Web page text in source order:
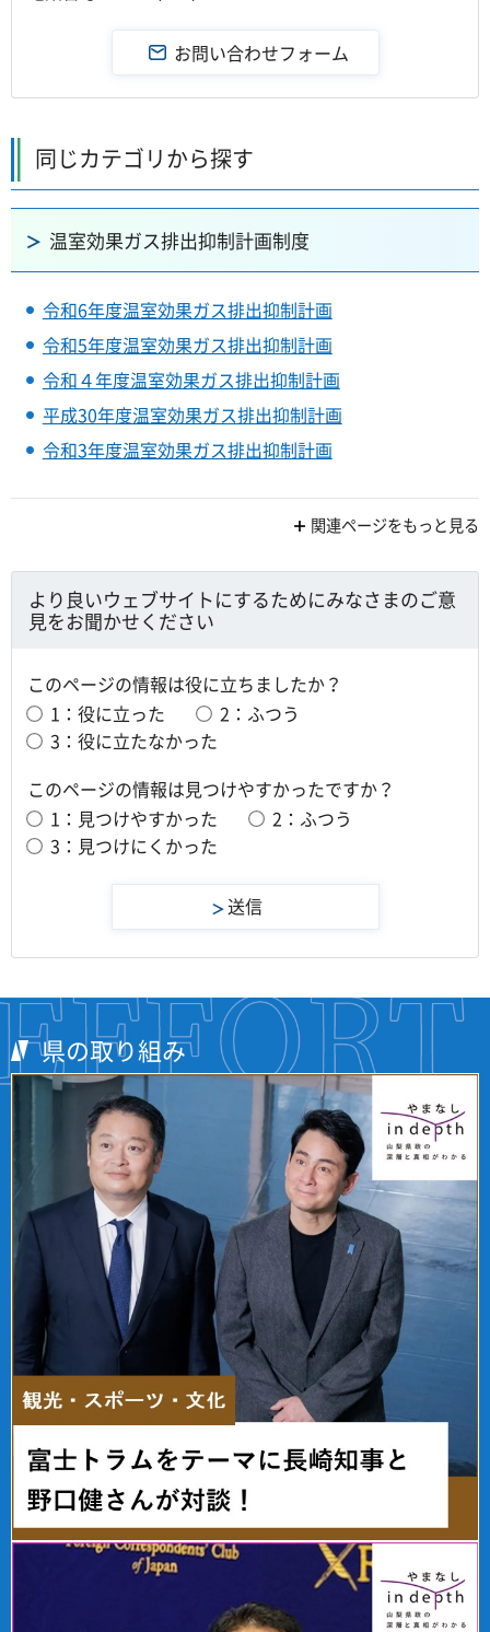
同じカテゴリから探す
温室効果ガス排出抑制計画制度
令和6年度温室効果ガス排出抑制計画
令和5年度温室効果ガス排出抑制計画
令和４年度温室効果ガス排出抑制計画
平成30年度温室効果ガス排出抑制計画
令和3年度温室効果ガス排出抑制計画
関連ページをもっと見る
より良いウェブサイトにするためにみなさまのご意
見をお聞かせください
このページの情報は役に立ちましたか？
1：役に立った
2：ふつう
3：役に立たなかった
このページの情報は見つけやすかったですか？
1：見つけやすかった
2：ふつう
3：見つけにくかった
県の取り組み